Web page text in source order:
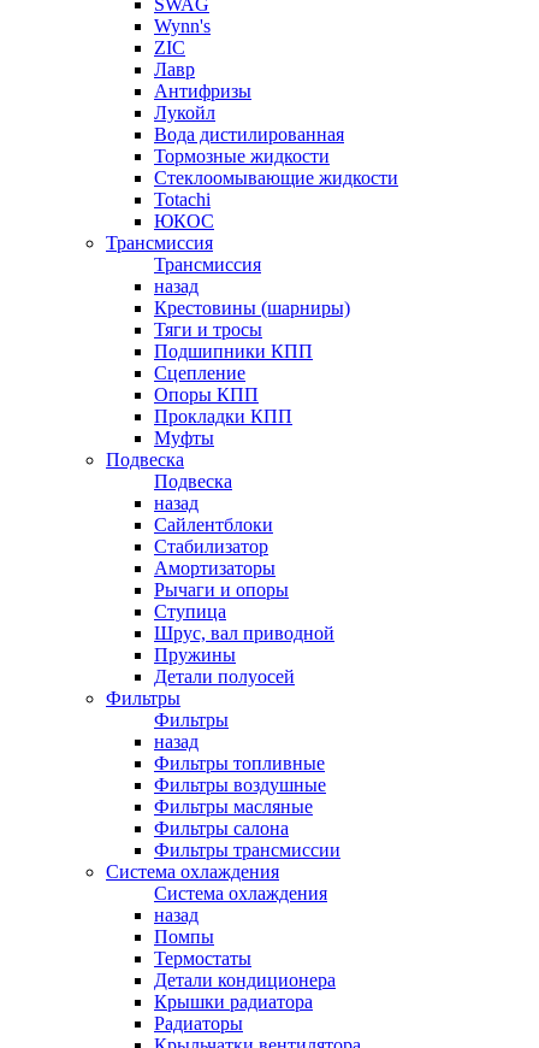
SWAG
Wynn's
ZIC
Лавр
Антифризы
Лукойл
Вода дистилированная
Тормозные жидкости
Стеклоомывающие жидкости
Totachi
ЮКОС
Трансмиссия
Трансмиссия
назад
Крестовины (шарниры)
Тяги и тросы
Подшипники КПП
Сцепление
Опоры КПП
Прокладки КПП
Муфты
Подвеска
Подвеска
назад
Сайлентблоки
Стабилизатор
Амортизаторы
Рычаги и опоры
Ступица
Шрус, вал приводной
Пружины
Детали полуосей
Фильтры
Фильтры
назад
Фильтры топливные
Фильтры воздушные
Фильтры масляные
Фильтры салона
Фильтры трансмиссии
Система охлаждения
Система охлаждения
назад
Помпы
Термостаты
Детали кондиционера
Крышки радиатора
Радиаторы